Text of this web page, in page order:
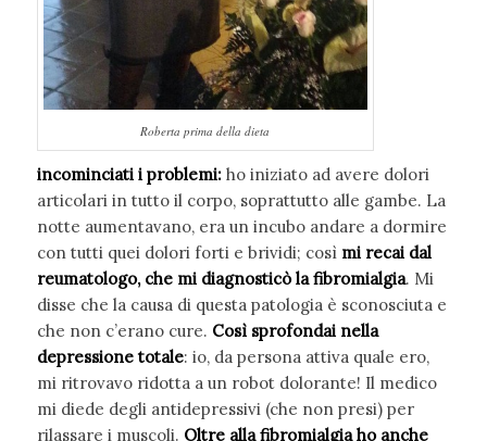
Roberta prima della dieta
incominciati i problemi:ho iniziato ad avere dolori
articolari in tutto il corpo, soprattutto alle gambe. La
notte aumentavano, era un incubo andare a dormire
con tutti quei dolori forti e brividi; così mi recai dal
reumatologo, che mi diagnosticò la fibromialgia. Mi
disse che la causa di questa patologia è sconosciuta e
che non c’erano cure. Così sprofondai nella
depressione totale: io, da persona attiva quale ero,
mi ritrovavo ridotta a un robot dolorante! Il medico
mi diede degli antidepressivi (che non presi) per
rilassare i muscoli. Oltre alla fibromialgia ho anche